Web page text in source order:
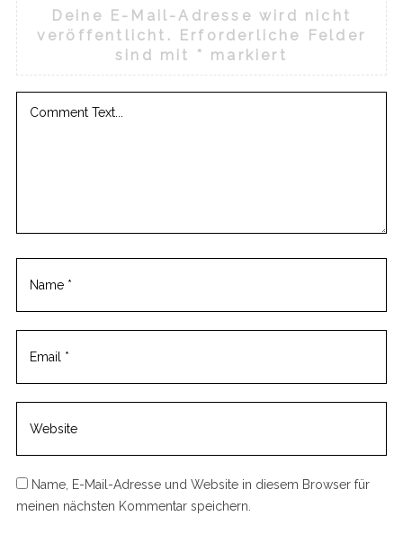
Deine E-Mail-Adresse wird nicht
veröffentlicht.
Erforderliche Felder
sind mit * markiert
Name, E-Mail-Adresse und Website in diesem Browser für
meinen nächsten Kommentar speichern.